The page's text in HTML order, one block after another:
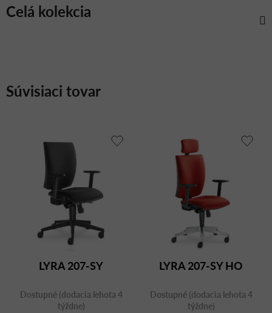
Celá kolekcia
Súvisiaci tovar
LYRA 207-SY
Dostupné (dodacia lehota 4
týždne)
LYRA 207-SY HO
Dostupné (dodacia lehota 4
týždne)